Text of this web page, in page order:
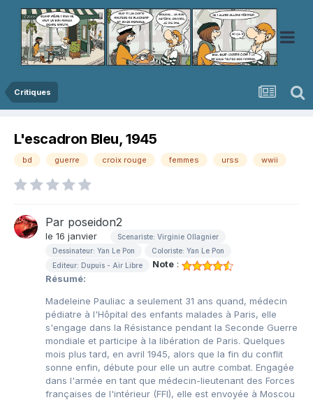
Critiques
L'escadron Bleu, 1945
bd guerre croix rouge femmes urss wwii
Par poseidon2
le 16 janvier
Scenariste: Virginie Ollagnier
Dessinateur: Yan Le Pon
Coloriste: Yan Le Pon
Editeur: Dupuis - Air Libre
Note :
Résumé:
Madeleine Pauliac a seulement 31 ans quand, médecin
pédiatre à l'Hôpital des enfants malades à Paris, elle
s'engage dans la Résistance pendant la Seconde Guerre
mondiale et participe à la libération de Paris. Quelques
mois plus tard, en avril 1945, alors que la fin du conflit
sonne enfin, débute pour elle un autre combat. Engagée
dans l'armée en tant que médecin-lieutenant des Forces
françaises de l'intérieur (FFI), elle est envoyée à Moscou